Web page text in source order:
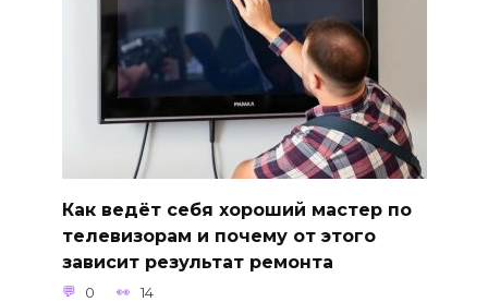
Как ведёт себя хороший мастер по
телевизорам и почему от этого
зависит результат ремонта
0 14